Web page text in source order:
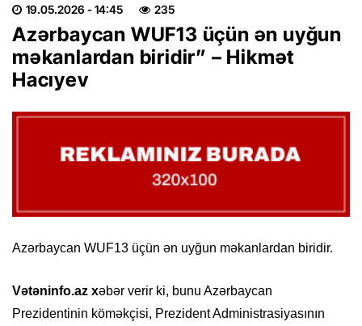
19.05.2026 - 14:45 235
Azərbaycan WUF13 üçün ən uyğun
məkanlardan biridir” – Hikmət
Hacıyev
Azərbaycan WUF13 üçün ən uyğun məkanlardan biridir.
Vətəninfo.az xəbər verir ki, bunu Azərbaycan
Prezidentinin köməkçisi, Prezident Administrasiyasının